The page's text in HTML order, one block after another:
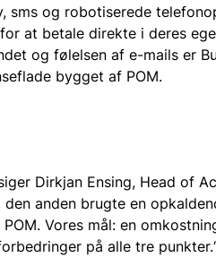
sms og robotiserede
at betale direkte i deres
og følelsen af e-mails er
bygget af POM.
Dirkjan Ensing, Head of
anden brugte en
Vores mål: en
på alle tre